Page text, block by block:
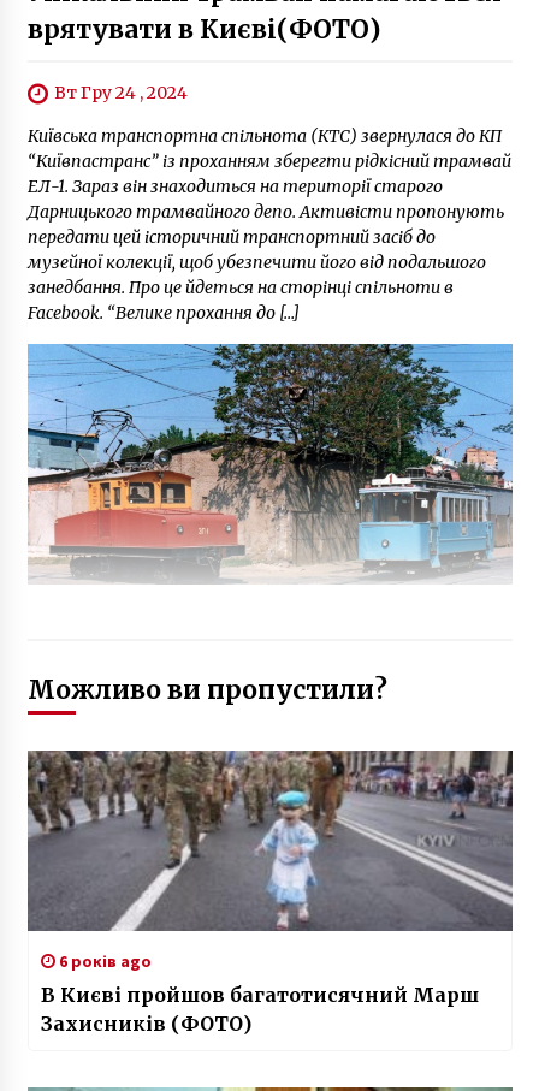
врятувати в Києві(ФОТО)
Вт Гру 24 , 2024
Київська транспортна спільнота (КТС) звернулася до КП
“Київпастранс” із проханням зберегти рідкісний трамвай
ЕЛ-1. Зараз він знаходиться на території старого
Дарницького трамвайного депо. Активісти пропонують
передати цей історичний транспортний засіб до
музейної колекції, щоб убезпечити його від подальшого
занедбання. Про це йдеться на сторінці спільноти в
Facebook. “Велике прохання до […]
Можливо ви пропустили?
6 років ago
В Києві пройшов багатотисячний Марш
Захисників (ФОТО)